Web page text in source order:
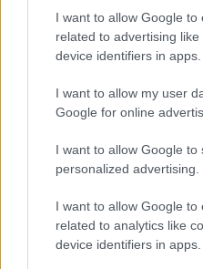
I want to allow Google to
related to advertising
device identifiers in apps.
I want to allow my user
Google for online
I want to allow Google to
personalized advertising.
I want to allow Google to
related to analytics like
device identifiers in apps.
Ελλάδα|20.06.2022 20:47